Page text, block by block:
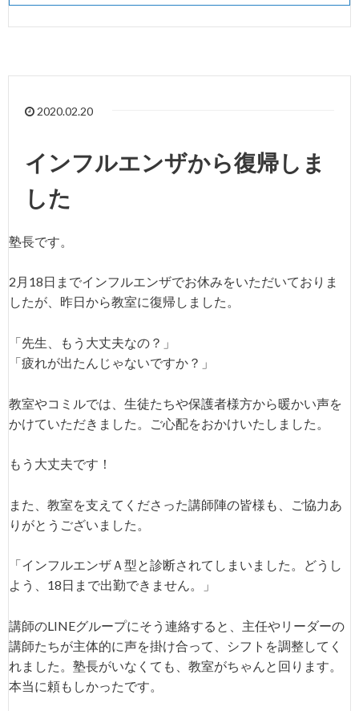
2020.02.20
インフルエンザから復帰しま
した
塾長です。
2月18日までインフルエンザでお休みをいただいておりま
したが、昨日から教室に復帰しました。
「先生、もう大丈夫なの？」
「疲れが出たんじゃないですか？」
教室やコミルでは、生徒たちや保護者様方から暖かい声を
かけていただきました。ご心配をおかけいたしました。
もう大丈夫です！
また、教室を支えてくださった講師陣の皆様も、ご協力あ
りがとうございました。
「インフルエンザＡ型と診断されてしまいました。どうし
よう、18日まで出勤できません。」
講師のLINEグループにそう連絡すると、主任やリーダーの
講師たちが主体的に声を掛け合って、シフトを調整してく
れました。塾長がいなくても、教室がちゃんと回ります。
本当に頼もしかったです。